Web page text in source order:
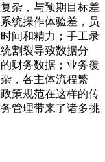
杂，与预期目标差
统操作体验差，员
间和精力；手工录
割裂导致数据分
财务数据；业务覆
，各主体流程繁
策规范在这样的传
管理带来了诸多挑